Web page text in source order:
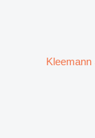
الكسارة المطرقية Kleemann